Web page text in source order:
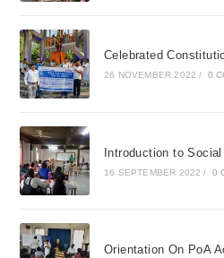
Celebrated
26 NOVEMBER 2022 / 0
Introduction to Social
16 SEPTEMBER 2022 / 0
Orientation On PoA